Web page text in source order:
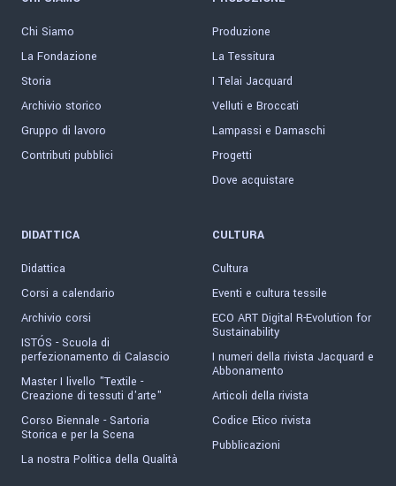
Chi Siamo
La Fondazione
Storia
Archivio storico
Gruppo di lavoro
Contributi pubblici
Produzione
La Tessitura
I Telai Jacquard
Velluti e Broccati
Lampassi e Damaschi
Progetti
Dove acquistare
DIDATTICA
Didattica
Corsi a calendario
Archivio corsi
ISTÓS - Scuola di
perfezionamento di Calascio
Master I livello "Textile -
Creazione di tessuti d'arte"
Corso Biennale - Sartoria
Storica e per la Scena
La nostra Politica della Qualità
CULTURA
Cultura
Eventi e cultura tessile
ECO ART Digital R-Evolution for
Sustainability
I numeri della rivista Jacquard e
Abbonamento
Articoli della rivista
Codice Etico rivista
Pubblicazioni